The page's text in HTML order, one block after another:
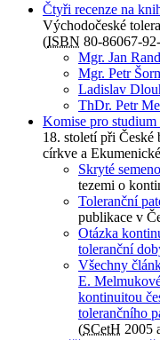
Čtyři recenze na
Východočeské
(ISBN 80-86067-
Mgr. Jan
Mgr. Petr
Ladislav
ThDr. Petr
Komise pro studium
18. století při
církve a
Skryté
tezemi o
Toleranční
publikace v
Otázka
toleranční
Všechny
E.
kontinuitou
tolerančního
(SCetH 2005